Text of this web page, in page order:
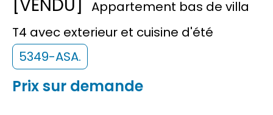
[VENDU]
Appartement bas de villa
T4 avec exterieur et cuisine d'été
5349-ASA.
Prix sur demande